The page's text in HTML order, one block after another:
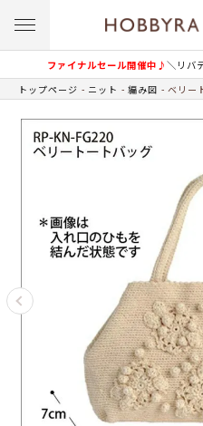
ファイナルセール開催中♪＼リバ
トップページ ニット 編み図 ベリー